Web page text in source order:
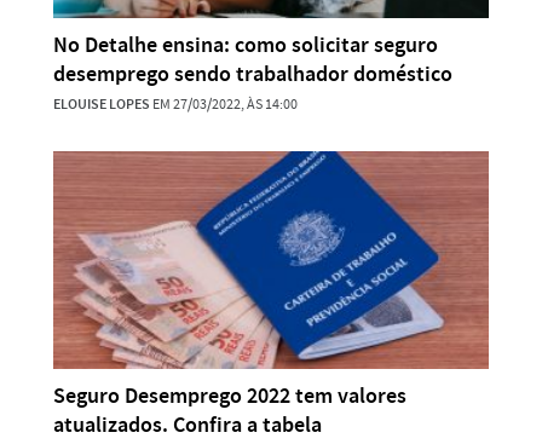
No Detalhe ensina: como solicitar seguro
desemprego sendo trabalhador doméstico
ELOUISE LOPES EM 27/03/2022, ÀS 14:00
Seguro Desemprego 2022 tem valores
atualizados. Confira a tabela